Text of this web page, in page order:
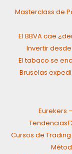
Masterclass de
El BBVA cae
Invertir
El tabaco se
Bruselas
Eurekers
Cursos de